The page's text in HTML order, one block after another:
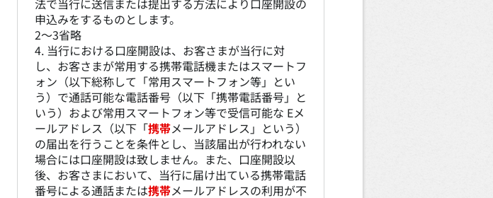
法で当行に送信または提出する方法により口座開設の
申込みをするものとします。
2～3省略
4. 当行における口座開設は、お客さまが当行に対
し、お客さまが常用する携帯電話機またはスマートフ
ォン（以下総称して「常用スマートフォン等」とい
う）で通話可能な電話番号（以下「携帯電話番号」と
いう）および常用スマートフォン等で受信可能な Eメ
ールアドレス（以下「携帯メールアドレス」という）
の届出を行うことを条件とし、当該届出が行われない
場合には口座開設は致しません。また、口座開設以
後、お客さまにおいて、当行に届け出ている携帯電話
番号による通話または携帯メールアドレスの利用が不